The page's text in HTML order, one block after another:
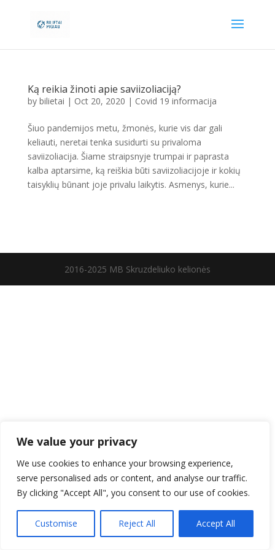
We value your privacy
We use cookies to enhance your browsing experience,
serve personalised ads or content, and analyse our traffic.
By clicking "Accept All", you consent to our use of cookies.
Customise Reject All Accept All
Ką reikia žinoti apie saviizoliaciją?
by bilietai | Oct 20, 2020 | Covid 19 informacija
Šiuo pandemijos metu, žmonės, kurie vis dar gali
keliauti, neretai tenka susidurti su privaloma
saviizoliacija. Šiame straipsnyje trumpai ir paprasta
kalba aptarsime, ką reiškia būti saviizoliacijoje ir kokių
taisyklių būnant joje privalu laikytis. Asmenys, kurie...
2016-2025 MB Skruzdeliuko kelionės